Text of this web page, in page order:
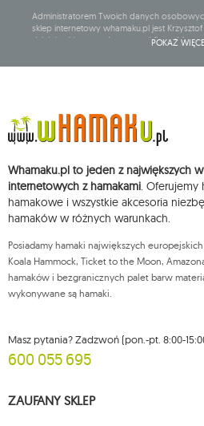
Administratorem Twoich danych
sklep internetowy whamaku.pl jest
działalność gospodarczą pod firmą:
Dane będą przetwarzane w celu wysyłki
chwili rezygnacji z subskrypcji.
Przysługuje Ci prawo do żądania
sprzeciwu wobec przetwarzania swoich
wniesienia skargi do organu nadzorczego
dowolnym momencie bez wpływu na
którego dokonano na podstawie zgody
możesz kontaktować się z działem obsługi
Więcej informacji: www.mouton.pl/ODO
POKAŻ
Whamaku.pl to jeden z największych
internetowych z hamakami. Oferujemy
hamakowe i wszystkie akcesoria
hamaków w różnych warunkach.
Posiadamy hamaki największych europejskich
Koala Hammock, Ticket to the Moon,
hamaków i bezgranicznych palet barw
wykonywane są hamaki.
Masz pytania? Zadzwoń (pon.-pt. 8:00-
600 055 695
ZAUFANY SKLEP